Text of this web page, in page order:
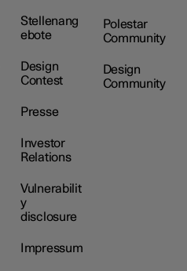
Stellenang
ebote
Design
Contest
Presse
Investor
Relations
Vulnerabilit
y
disclosure
Impressum
Polestar
Community
Design
Community